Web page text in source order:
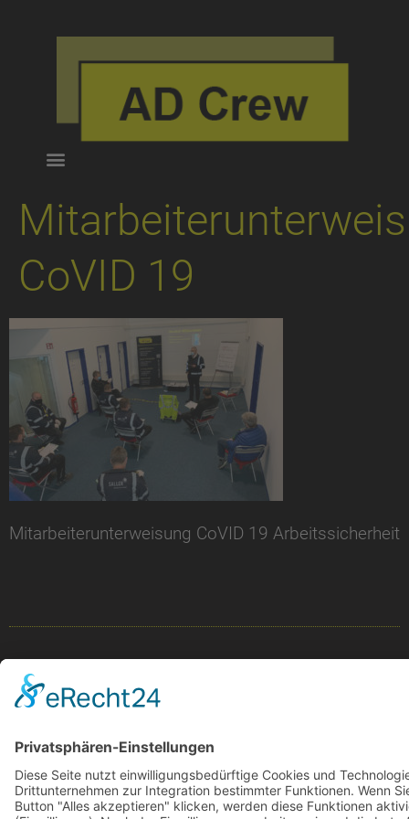
CoVID 19
Mitarbeiterunterweisung CoVID 19 Arbeitssicherheit
Impressum|Datenschutz|AGB’s
Cookie-Einstellungen
Webdesignsoftintelli IT-Medien